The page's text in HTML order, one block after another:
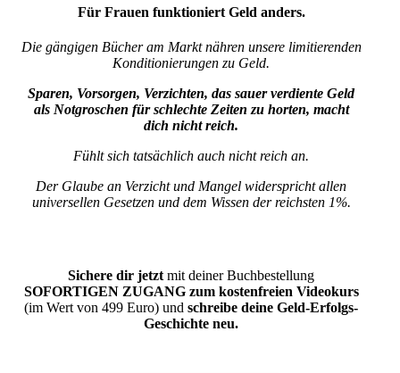
Für Frauen funktioniert Geld anders.
Die gängigen Bücher am Markt nähren unsere limitierenden
Konditionierungen zu Geld.
Sparen, Vorsorgen, Verzichten, das sauer verdiente Geld
als Notgroschen für schlechte Zeiten zu horten, macht
dich nicht reich.
Fühlt sich tatsächlich auch nicht reich an.
Der Glaube an Verzicht und Mangel widerspricht allen
universellen Gesetzen und dem Wissen der reichsten 1%.
Sichere dir jetzt mit deiner Buchbestellung
SOFORTIGEN ZUGANG zum kostenfreien Videokurs
(im Wert von 499 Euro) und schreibe deine Geld-Erfolgs-
Geschichte neu.